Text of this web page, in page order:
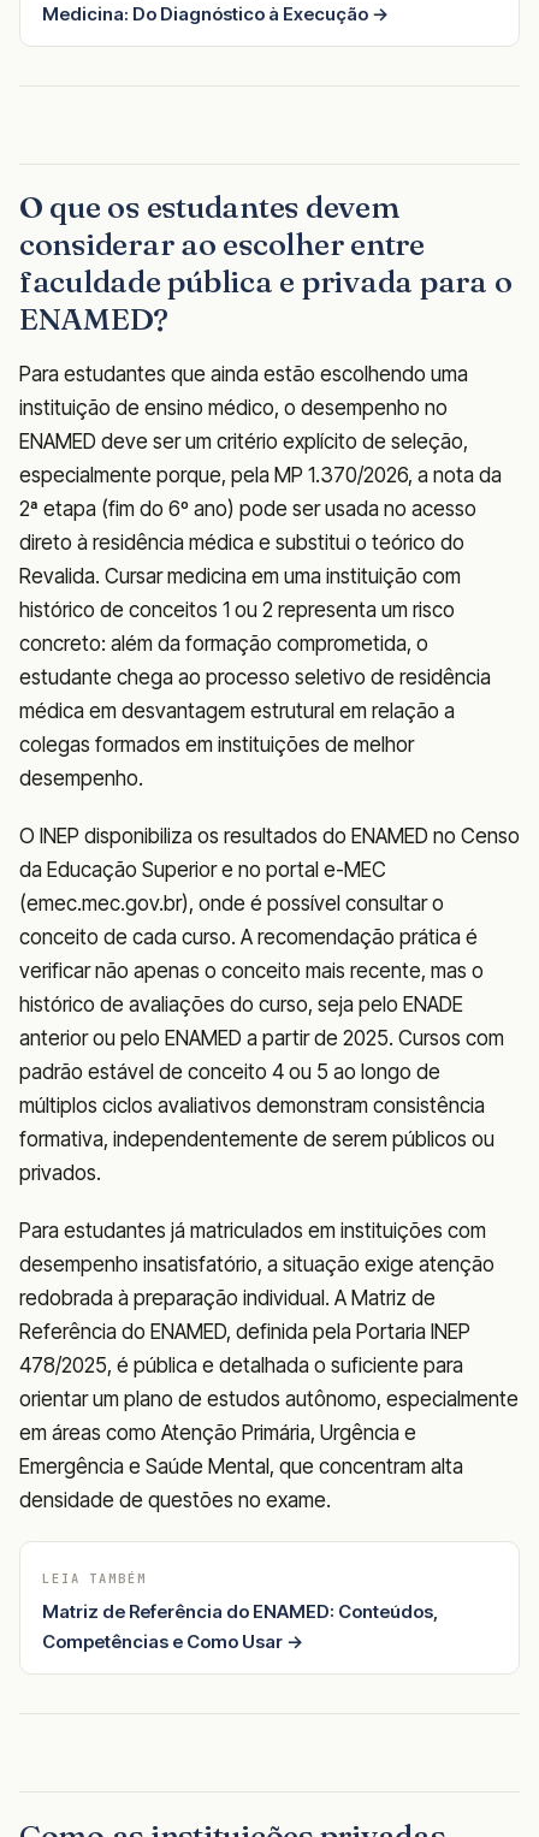
Medicina: Do Diagnóstico à Execução →
O que os estudantes devem
considerar ao escolher entre
faculdade pública e privada para o
ENAMED?
Para estudantes que ainda estão escolhendo uma
instituição de ensino médico, o desempenho no
ENAMED deve ser um critério explícito de seleção,
especialmente porque, pela MP 1.370/2026, a nota da
2ª etapa (fim do 6º ano) pode ser usada no acesso
direto à residência médica e substitui o teórico do
Revalida. Cursar medicina em uma instituição com
histórico de conceitos 1 ou 2 representa um risco
concreto: além da formação comprometida, o
estudante chega ao processo seletivo de residência
médica em desvantagem estrutural em relação a
colegas formados em instituições de melhor
desempenho.
O INEP disponibiliza os resultados do ENAMED no Censo
da Educação Superior e no portal e-MEC
(emec.mec.gov.br), onde é possível consultar o
conceito de cada curso. A recomendação prática é
verificar não apenas o conceito mais recente, mas o
histórico de avaliações do curso, seja pelo ENADE
anterior ou pelo ENAMED a partir de 2025. Cursos com
padrão estável de conceito 4 ou 5 ao longo de
múltiplos ciclos avaliativos demonstram consistência
formativa, independentemente de serem públicos ou
privados.
Para estudantes já matriculados em instituições com
desempenho insatisfatório, a situação exige atenção
redobrada à preparação individual. A Matriz de
Referência do ENAMED, definida pela Portaria INEP
478/2025, é pública e detalhada o suficiente para
orientar um plano de estudos autônomo, especialmente
em áreas como Atenção Primária, Urgência e
Emergência e Saúde Mental, que concentram alta
densidade de questões no exame.
LEIA TAMBÉM
Matriz de Referência do ENAMED: Conteúdos,
Competências e Como Usar →